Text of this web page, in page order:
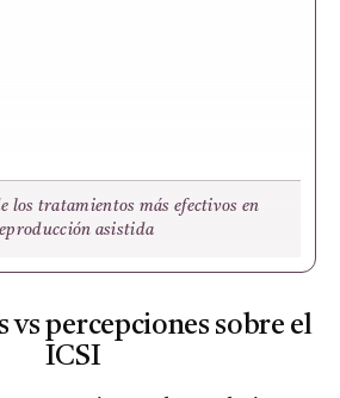
los tratamientos más efectivos en
asistida
vs percepciones sobre el
ICSI